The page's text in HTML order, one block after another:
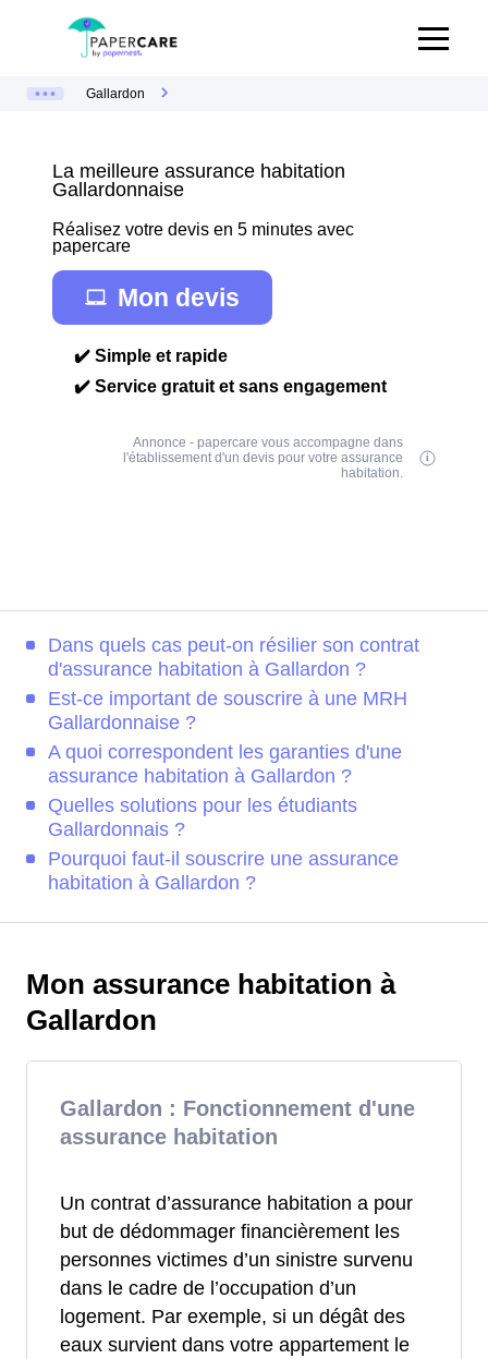
Gallardon
La meilleure assurance habitation
Gallardonnaise
Réalisez votre devis en 5 minutes avec
papercare
Mon devis
✔️ Simple et rapide
✔️ Service gratuit et sans engagement
Annonce - papercare vous accompagne dans
l'établissement d'un devis pour votre assurance
habitation.
Dans quels cas peut-on résilier son contrat
d'assurance habitation à Gallardon ?
Est-ce important de souscrire à une MRH
Gallardonnaise ?
A quoi correspondent les garanties d'une
assurance habitation à Gallardon ?
Quelles solutions pour les étudiants
Gallardonnais ?
Pourquoi faut-il souscrire une assurance
habitation à Gallardon ?
Mon assurance habitation à
Gallardon
Gallardon : Fonctionnement d'une
assurance habitation
Un contrat d’assurance habitation a pour
but de dédommager financièrement les
personnes victimes d’un sinistre survenu
dans le cadre de l’occupation d’un
logement. Par exemple, si un dégât des
eaux survient dans votre appartement le